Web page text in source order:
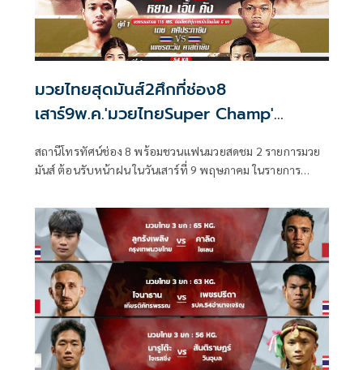
มวยไทยสุดมันส์2ศึกที่ช่อง8
เสาร์9พ.ค.'มวยไทยSuper Champ'
สถานีโทรทัศน์ช่อง 8 พร้อมชวนแฟนมวยสดชม 2 รายการมวย
มันส์ ต้อนรับหน้าฝน ในวันเสาร์ที่ 9 พฤษภาคม ในรายการ
พฤษภาคม กับรายการ มวยดีวิถีไทย เวลา 12.30 น. ที่จะชวน
เหล่าแฟนมวยสนุกแบบลุ้นระทึกอัดแน่นกับเหล่านักมวยฝีมือดี